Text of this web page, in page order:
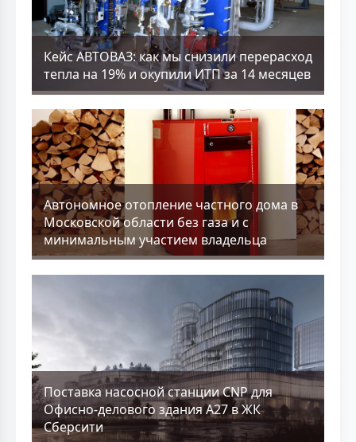
Кейс АВТОВАЗ: как мы снизили перерасход
тепла на 19% и окупили ИТП за 14 месяцев
Aвтономное отопление частного дома в
Московской области без газа и с
минимальным участием владельца
Поставка насосной станции CNP для
Офисно-делового здания А27 в ЖК
Сберсити